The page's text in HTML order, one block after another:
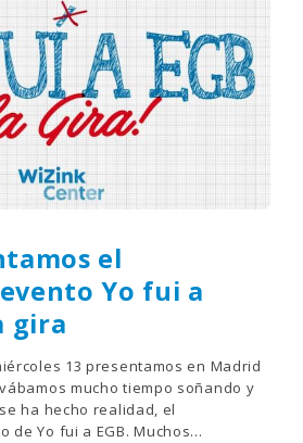
el
Yo fui a
gira
13 presentamos en Madrid
mucho tiempo soñando y
ha hecho realidad, el
de Yo fui a EGB. Muchos...